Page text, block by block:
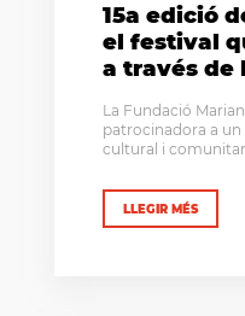
15a edició
el festival
a través de
La Fundació
patrocinadora a un
cultural i
LLEGIR MÉS